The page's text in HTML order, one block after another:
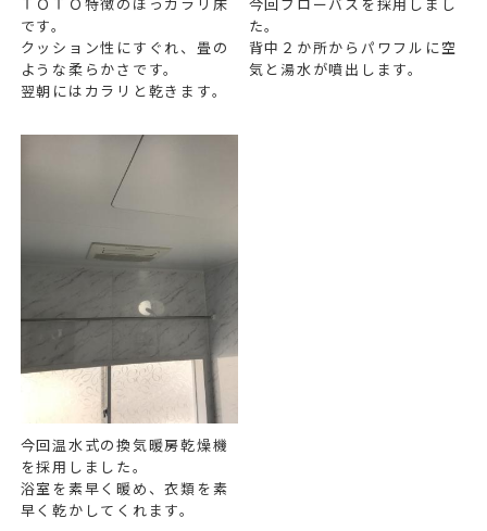
です。
クッション性にすぐれ、畳の
ような柔らかさです。
翌朝にはカラリと乾きます。
た。
背中２か所からパワフルに空
気と湯水が噴出します。
今回温水式の換気暖房乾燥機
を採用しました。
浴室を素早く暖め、衣類を素
早く乾かしてくれます。